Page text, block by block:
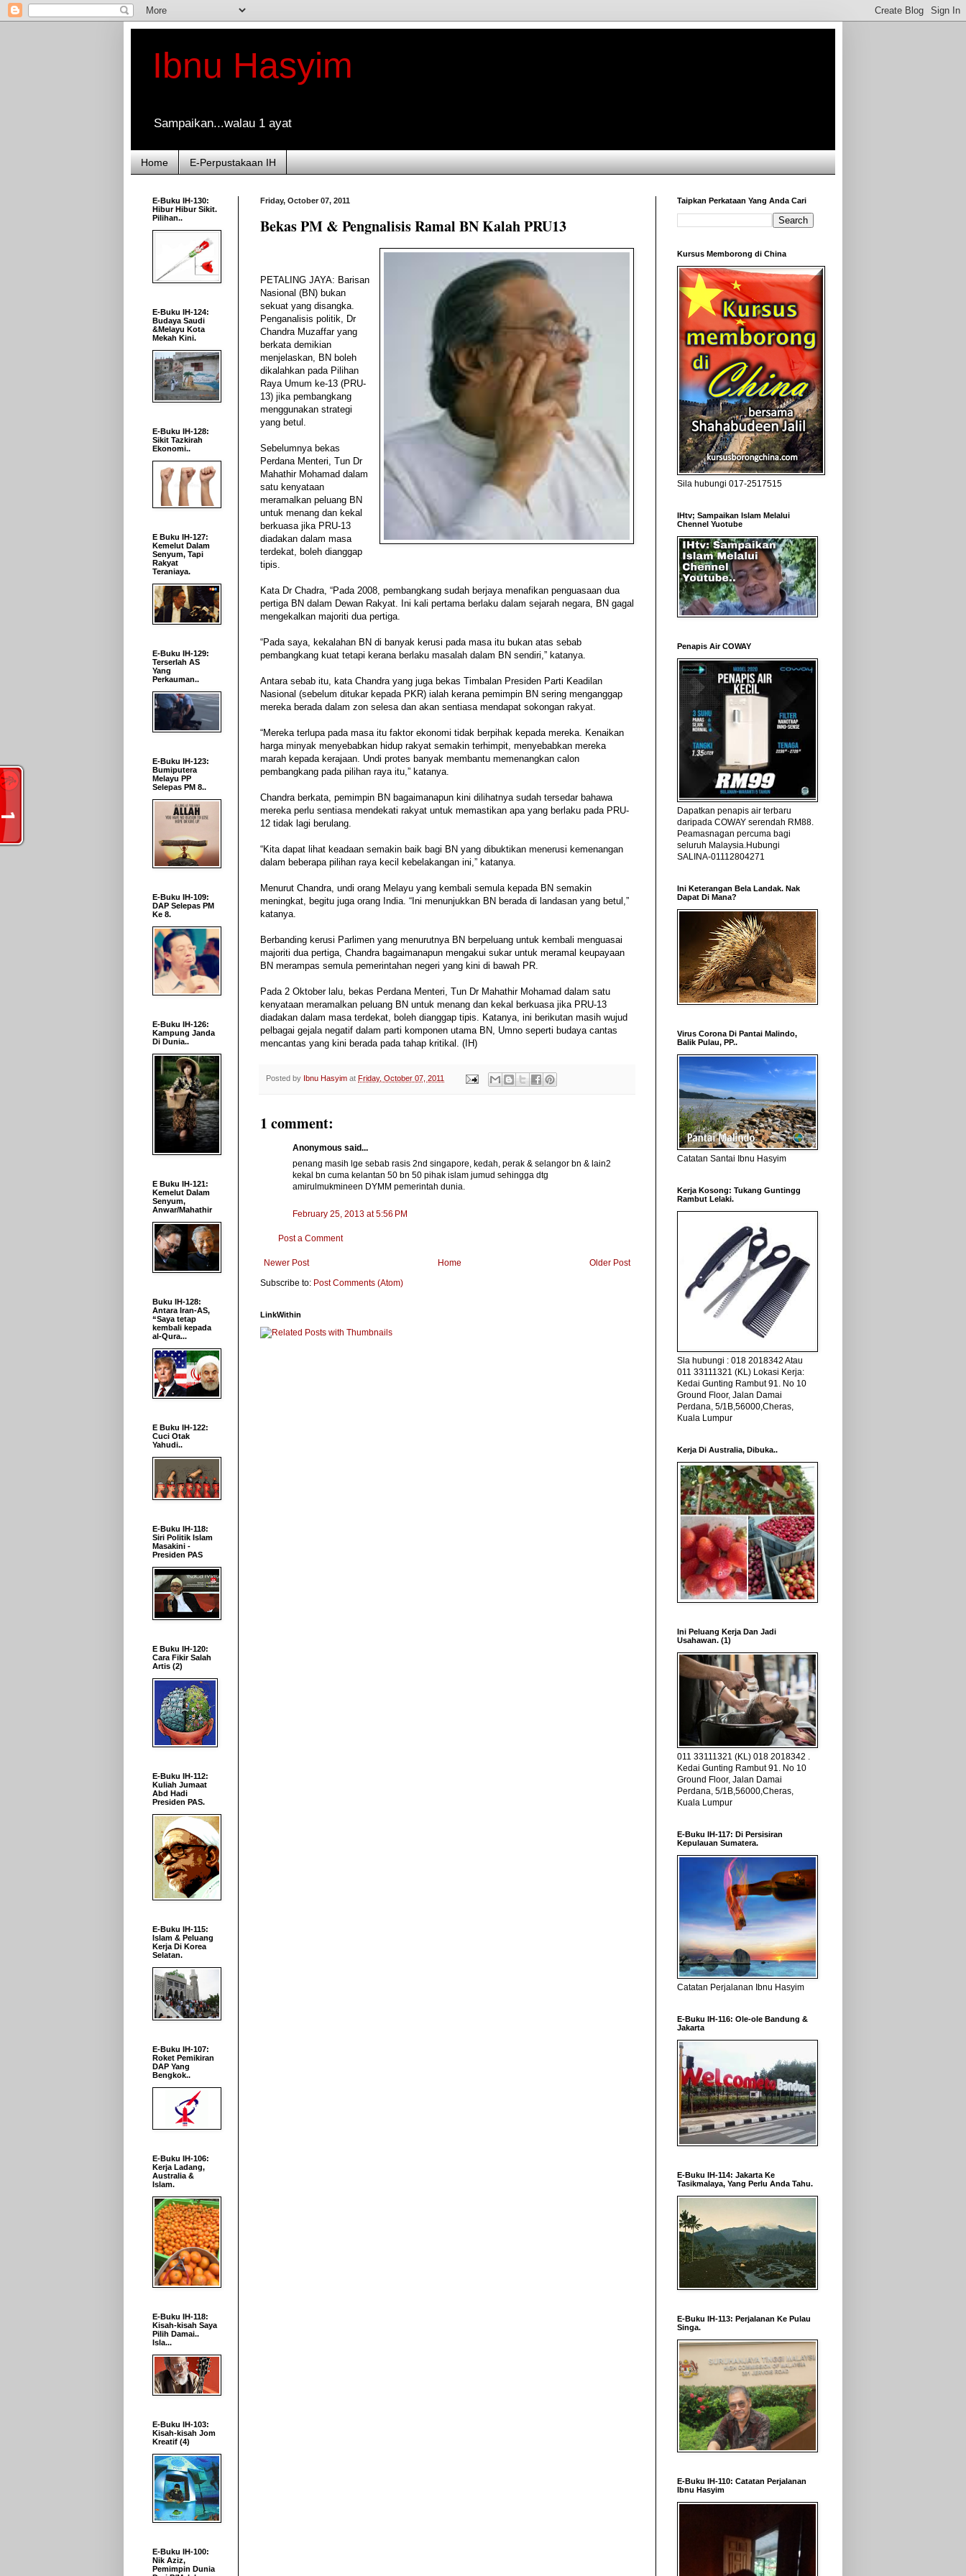
Ibnu Hasyim
Sampaikan...walau 1 ayat
Home E-Perpustakaan IH
Friday, October 07, 2011
Bekas PM & Pengnalisis Ramal BN Kalah PRU13
PETALING JAYA: Barisan
Nasional (BN) bukan
sekuat yang disangka.
Penganalisis politik, Dr
Chandra Muzaffar yang
berkata demikian
menjelaskan, BN boleh
dikalahkan pada Pilihan
Raya Umum ke-13 (PRU-
13) jika pembangkang
menggunakan strategi
yang betul.
Sebelumnya bekas
Perdana Menteri, Tun Dr
Mahathir Mohamad dalam
satu kenyataan
meramalkan peluang BN
untuk menang dan kekal
berkuasa jika PRU-13
diadakan dalam masa
terdekat, boleh dianggap
tipis.
Kata Dr Chadra, “Pada 2008, pembangkang sudah berjaya menafikan penguasaan dua
pertiga BN dalam Dewan Rakyat. Ini kali pertama berlaku dalam sejarah negara, BN gagal
mengekalkan majoriti dua pertiga.
“Pada saya, kekalahan BN di banyak kerusi pada masa itu bukan atas sebab
pembangkang kuat tetapi kerana berlaku masalah dalam BN sendiri,” katanya.
Antara sebab itu, kata Chandra yang juga bekas Timbalan Presiden Parti Keadilan
Nasional (sebelum ditukar kepada PKR) ialah kerana pemimpin BN sering menganggap
mereka berada dalam zon selesa dan akan sentiasa mendapat sokongan rakyat.
“Mereka terlupa pada masa itu faktor ekonomi tidak berpihak kepada mereka. Kenaikan
harga minyak menyebabkan hidup rakyat semakin terhimpit, menyebabkan mereka
marah kepada kerajaan. Undi protes banyak membantu memenangkan calon
pembangkang pada pilihan raya itu,” katanya.
Chandra berkata, pemimpin BN bagaimanapun kini dilihatnya sudah tersedar bahawa
mereka perlu sentiasa mendekati rakyat untuk memastikan apa yang berlaku pada PRU-
12 tidak lagi berulang.
“Kita dapat lihat keadaan semakin baik bagi BN yang dibuktikan menerusi kemenangan
dalam beberapa pilihan raya kecil kebelakangan ini,” katanya.
Menurut Chandra, undi orang Melayu yang kembali semula kepada BN semakin
meningkat, begitu juga orang India. “Ini menunjukkan BN berada di landasan yang betul,”
katanya.
Berbanding kerusi Parlimen yang menurutnya BN berpeluang untuk kembali menguasai
majoriti dua pertiga, Chandra bagaimanapun mengakui sukar untuk meramal keupayaan
BN merampas semula pemerintahan negeri yang kini di bawah PR.
Pada 2 Oktober lalu, bekas Perdana Menteri, Tun Dr Mahathir Mohamad dalam satu
kenyataan meramalkan peluang BN untuk menang dan kekal berkuasa jika PRU-13
diadakan dalam masa terdekat, boleh dianggap tipis. Katanya, ini berikutan masih wujud
pelbagai gejala negatif dalam parti komponen utama BN, Umno seperti budaya cantas
mencantas yang kini berada pada tahap kritikal. (IH)
Posted by Ibnu Hasyim at Friday, October 07, 2011
1 comment:
Anonymous said...
penang masih lge sebab rasis 2nd singapore, kedah, perak & selangor bn & lain2
kekal bn cuma kelantan 50 bn 50 pihak islam jumud sehingga dtg
amirulmukmineen DYMM pemerintah dunia.
February 25, 2013 at 5:56 PM
Post a Comment
Newer Post Older Post
Home
Subscribe to: Post Comments (Atom)
LinkWithin
E-Buku IH-130:
Hibur Hibur Sikit.
Pilihan..
E-Buku IH-124:
Budaya Saudi
&Melayu Kota
Mekah Kini.
E-Buku IH-128:
Sikit Tazkirah
Ekonomi..
E Buku IH-127:
Kemelut Dalam
Senyum, Tapi
Rakyat
Teraniaya.
E-Buku IH-129:
Terserlah AS
Yang
Perkauman..
E-Buku IH-123:
Bumiputera
Melayu PP
Selepas PM 8..
E-Buku IH-109:
DAP Selepas PM
Ke 8.
E-Buku IH-126:
Kampung Janda
Di Dunia..
E Buku IH-121:
Kemelut Dalam
Senyum,
Anwar/Mahathir
Buku IH-128:
Antara Iran-AS,
“Saya tetap
kembali kepada
al-Qura...
E Buku IH-122:
Cuci Otak
Yahudi..
E-Buku IH-118:
Siri Politik Islam
Masakini -
Presiden PAS
E Buku IH-120:
Cara Fikir Salah
Artis (2)
E-Buku IH-112:
Kuliah Jumaat
Abd Hadi
Presiden PAS.
E-Buku IH-115:
Islam & Peluang
Kerja Di Korea
Selatan.
E-Buku IH-107:
Roket Pemikiran
DAP Yang
Bengkok..
E-Buku IH-106:
Kerja Ladang,
Australia &
Islam.
E-Buku IH-118:
Kisah-kisah Saya
Pilih Damai..
Isla...
E-Buku IH-103:
Kisah-kisah Jom
Kreatif (4)
E-Buku IH-100:
Nik Aziz,
Pemimpin Dunia
Taipkan Perkataan Yang Anda Cari
Kursus Memborong di China
Sila hubungi 017-2517515
IHtv; Sampaikan Islam Melalui
Chennel Yuotube
Penapis Air COWAY
Dapatkan penapis air terbaru
daripada COWAY serendah RM88.
Peamasnagan percuma bagi
seluruh Malaysia.Hubungi
SALINA-01112804271
Ini Keterangan Bela Landak. Nak
Dapat Di Mana?
Virus Corona Di Pantai Malindo,
Balik Pulau, PP..
Catatan Santai Ibnu Hasyim
Kerja Kosong: Tukang Guntingg
Rambut Lelaki.
Sla hubungi : 018 2018342 Atau
011 33111321 (KL) Lokasi Kerja:
Kedai Gunting Rambut 91. No 10
Ground Floor, Jalan Damai
Perdana, 5/1B,56000,Cheras,
Kuala Lumpur
Kerja Di Australia, Dibuka..
Ini Peluang Kerja Dan Jadi
Usahawan. (1)
011 33111321 (KL) 018 2018342 .
Kedai Gunting Rambut 91. No 10
Ground Floor, Jalan Damai
Perdana, 5/1B,56000,Cheras,
Kuala Lumpur
E-Buku IH-117: Di Persisiran
Kepulauan Sumatera.
Catatan Perjalanan Ibnu Hasyim
E-Buku IH-116: Ole-ole Bandung &
Jakarta
E-Buku IH-114: Jakarta Ke
Tasikmalaya, Yang Perlu Anda Tahu.
E-Buku IH-113: Perjalanan Ke Pulau
Singa.
E-Buku IH-110: Catatan Perjalanan
Ibnu Hasyim